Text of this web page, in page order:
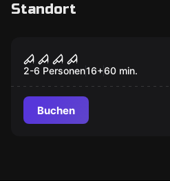
Standort
Die Jagd
2-6 Personen16+60 min.
Buchen